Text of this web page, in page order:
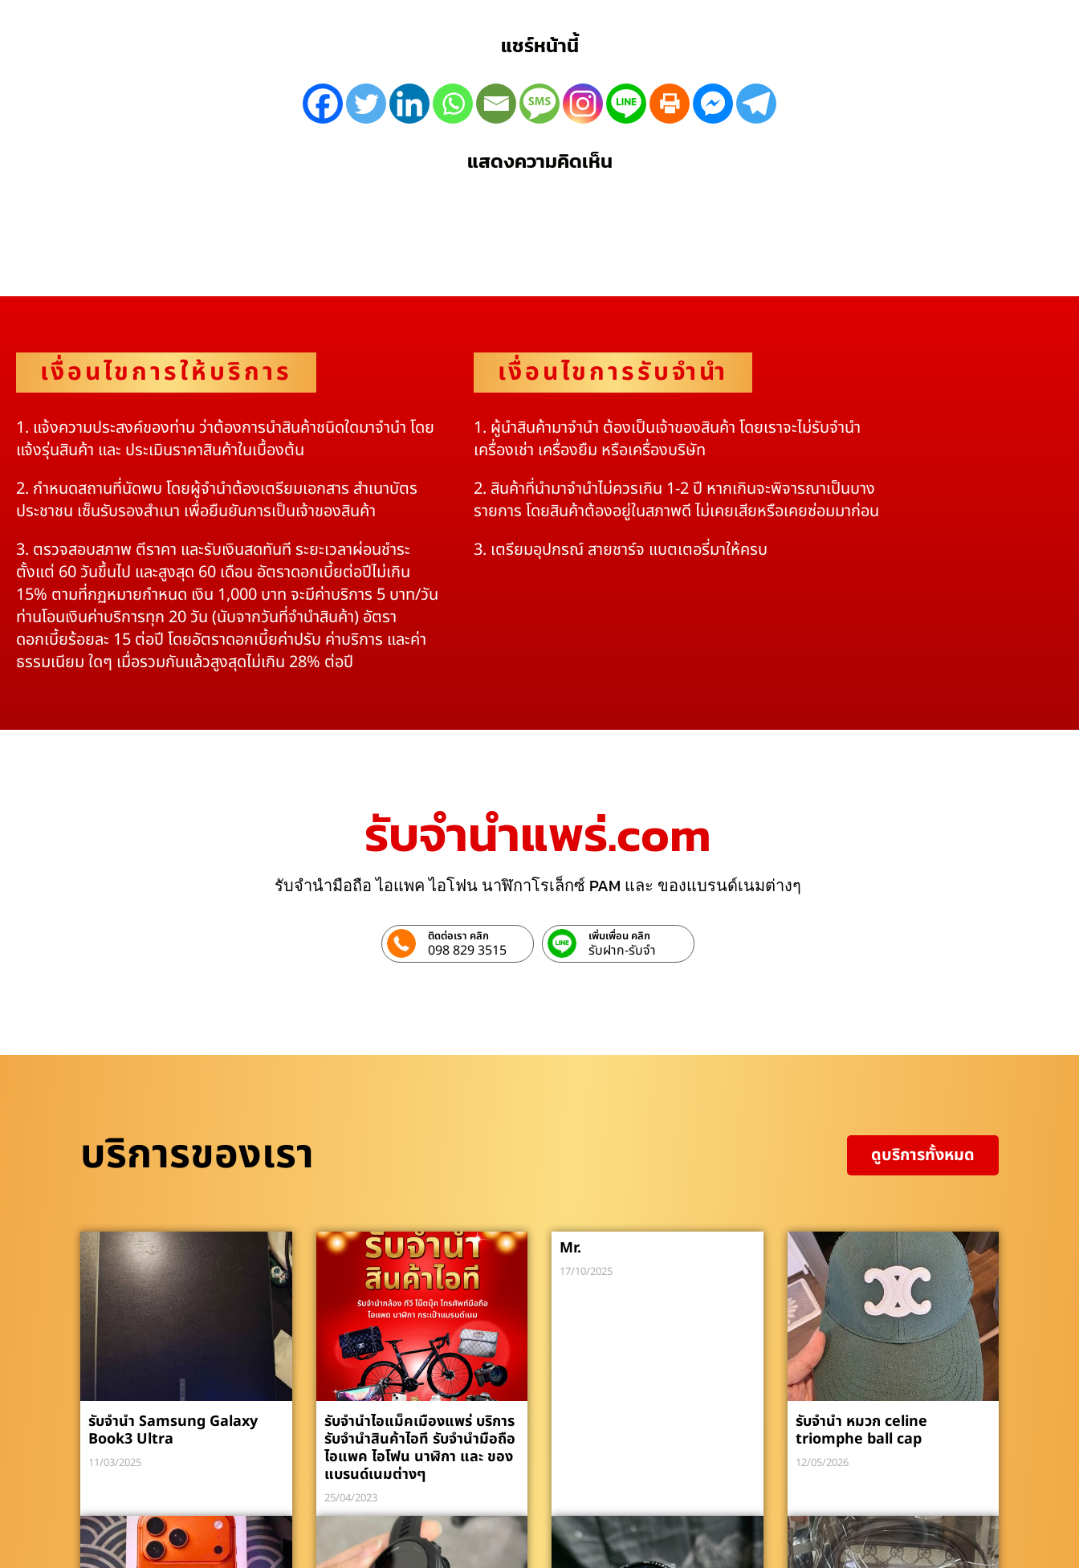
แชร์หน้านี้
แสดงความคิดเห็น
เงื่อนไขการให้บริการ
1. แจ้งความประสงค์ของท่าน ว่าต้องการนำสินค้าชนิดใดมาจำนำ โดย
แจ้งรุ่นสินค้า และ ประเมินราคาสินค้าในเบื้องต้น
2. กำหนดสถานที่นัดพบ โดยผู้จำนำต้องเตรียมเอกสาร สำเนาบัตร
ประชาชน เซ็นรับรองสำเนา เพื่อยืนยันการเป็นเจ้าของสินค้า
3. ตรวจสอบสภาพ ตีราคา และรับเงินสดทันที ระยะเวลาผ่อนชำระ
ตั้งแต่ 60 วันขึ้นไป และสูงสุด 60 เดือน อัตราดอกเบี้ยต่อปีไม่เกิน
15% ตามที่กฏหมายกำหนด เงิน 1,000 บาท จะมีค่าบริการ 5 บาท/วัน
ท่านโอนเงินค่าบริการทุก 20 วัน (นับจากวันที่จำนำสินค้า) อัตรา
ดอกเบี้ยร้อยละ 15 ต่อปี โดยอัตราดอกเบี้ยค่าปรับ ค่าบริการ และค่า
ธรรมเนียม ใดๆ เมื่อรวมกันแล้วสูงสุดไม่เกิน 28% ต่อปี
เงื่อนไขการรับจำนำ
1. ผู้นำสินค้ามาจำนำ ต้องเป็นเจ้าของสินค้า โดยเราจะไม่รับจำนำ
เครื่องเช่า เครื่องยืม หรือเครื่องบริษัท
2. สินค้าที่นำมาจำนำไม่ควรเกิน 1-2 ปี หากเกินจะพิจารณาเป็นบาง
รายการ โดยสินค้าต้องอยู่ในสภาพดี ไม่เคยเสียหรือเคยซ่อมมาก่อน
3. เตรียมอุปกรณ์ สายชาร์จ แบตเตอรี่มาให้ครบ
รับจํานําแพร่.com
รับจำนำมือถือ ไอแพค ไอโฟน นาฬิกาโรเล็กซ์ PAM และ ของแบรนด์เนมต่างๆ
ติดต่อเรา คลิก
098 829 3515
เพิ่มเพื่อน คลิก
รับฝาก-รับจํา
บริการของเรา ดูบริการทั้งหมด
รับจำนำ Samsung Galaxy
Book3 Ultra
11/03/2025
รับจำนำไอแม็คเมืองแพร่ บริการ
รับจำนำสินค้าไอที รับจำนำมือถือ
ไอแพค ไอโฟน นาฬิกา และ ของ
แบรนด์เนมต่างๆ
25/04/2023
Mr.
17/10/2025
รับจำนำ หมวก celine
triomphe ball cap
12/05/2026